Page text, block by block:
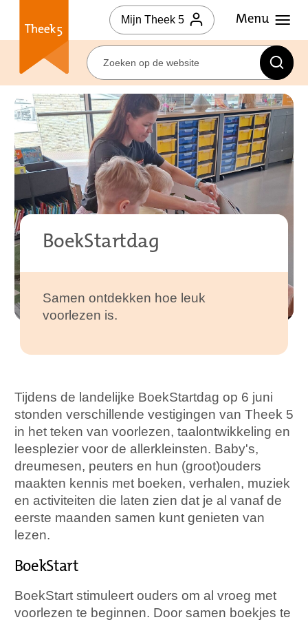
Mijn Theek 5
BoekStartdag
Samen ontdekken hoe leuk
voorlezen is.
Tijdens de landelijke BoekStartdag op 6 juni
stonden verschillende vestigingen van Theek 5
in het teken van voorlezen, taalontwikkeling en
leesplezier voor de allerkleinsten. Baby's,
dreumesen, peuters en hun (groot)ouders
maakten kennis met boeken, verhalen, muziek
en activiteiten die laten zien dat je al vanaf de
eerste maanden samen kunt genieten van
lezen.
BoekStart
BoekStart stimuleert ouders om al vroeg met
voorlezen te beginnen. Door samen boekjes te